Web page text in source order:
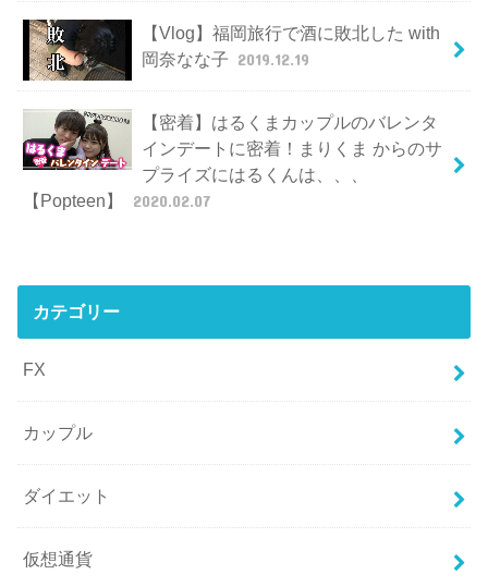
【Vlog】福岡旅行で酒に敗北した with
岡奈なな子 2019.12.19
【密着】はるくまカップルのバレンタ
インデートに密着！まりくま からのサ
プライズにはるくんは、、、
【Popteen】
2020.02.07
カテゴリー
FX
カップル
ダイエット
仮想通貨